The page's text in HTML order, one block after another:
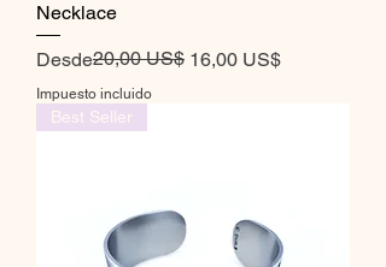
Necklace
Desde
Precio20,00 US$ 16,00 US$
Precio de oferta
Impuesto incluido
Best Seller